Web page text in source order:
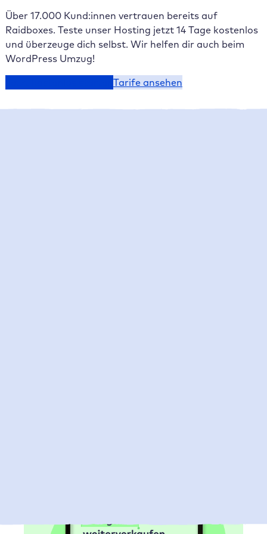
Über 17.000 Kund:innen vertrauen bereits auf
Raidboxes. Teste unser Hosting jetzt 14 Tage kostenlos
und überzeuge dich selbst. Wir helfen dir auch beim
WordPress Umzug!
Tarife ansehen